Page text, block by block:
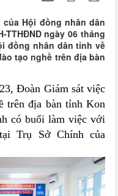
Hội đồng nhân dân
TTHĐND ngày 06 tháng
đồng nhân dân tỉnh về
tạo nghề trên địa bàn
Đoàn Giám sát việc
trên địa bàn tỉnh Kon
có buổi làm việc với
Trụ Sở Chính của